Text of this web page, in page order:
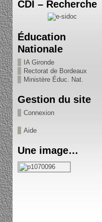
CDI – Recherche
Éducation
Nationale
IA Gironde
Rectorat de Bordeaux
Ministère Éduc. Nat.
Gestion du site
Connexion
Aide
Une image…